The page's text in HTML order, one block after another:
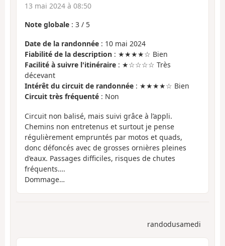
13 mai 2024 à 08:50
Note globale : 3 / 5
Date de la randonnée : 10 mai 2024
Fiabilité de la description : ★★★★☆ Bien
Facilité à suivre l'itinéraire : ★☆☆☆☆ Très
décevant
Intérêt du circuit de randonnée : ★★★★☆ Bien
Circuit très fréquenté : Non
Circuit non balisé, mais suivi grâce à l’appli.
Chemins non entretenus et surtout je pense
régulièrement empruntés par motos et quads,
donc défoncés avec de grosses ornières pleines
d’eaux. Passages difficiles, risques de chutes
fréquents….
Dommage…
randodusamedi